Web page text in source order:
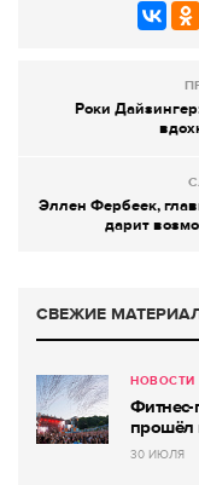
Роки
Эллен Фербеек,
дарит
СВЕЖИЕ
НОВОСТИ
прошёл
30 ИЮЛЯ